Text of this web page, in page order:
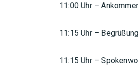
11:00 Uhr –
11:15 Uhr –
11:15 Uhr –